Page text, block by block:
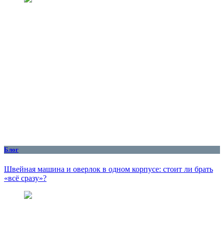
Блог
Швейная машина и оверлок в одном корпусе: стоит ли брать
«всё сразу»?